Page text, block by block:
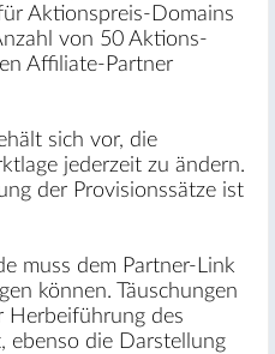
Aktionspreis-Domains
von 50 Aktions-
Affiliate-Partner
sich vor, die
jederzeit zu ändern.
der Provisionssätze ist
muss dem Partner-Link
können. Täuschungen
Herbeiführung des
ebenso die Darstellung